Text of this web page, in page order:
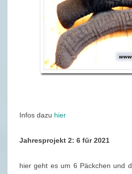
Infos dazu hier
Jahresprojekt 2: 6 für 2021
hier geht es um 6 Päckchen und